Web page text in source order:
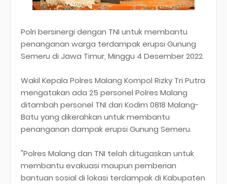
Polri bersinergi dengan TNI untuk membantu
penanganan warga terdampak erupsi Gunung
Semeru di Jawa Timur, Minggu 4 Desember 2022.
Wakil Kepala Polres Malang Kompol Rizky Tri Putra
mengatakan ada 25 personel Polres Malang
ditambah personel TNI dari Kodim 0818 Malang-
Batu yang dikerahkan untuk membantu
penanganan dampak erupsi Gunung Semeru.
"Polres Malang dan TNI telah ditugaskan untuk
membantu evakuasi maupun pemberian
bantuan sosial di lokasi terdampak di Kabupaten